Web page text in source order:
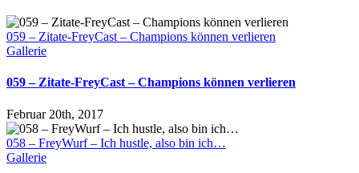
059 – Zitate-FreyCast – Champions können verlieren
Gallerie
059 – Zitate-FreyCast – Champions können verlieren
Februar 20th, 2017
058 – FreyWurf – Ich hustle, also bin ich…
Gallerie